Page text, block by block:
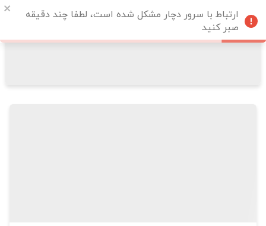
ارتباط با سرور دچار مشکل شده است، لطفا چند دقیقه
صبر کنید